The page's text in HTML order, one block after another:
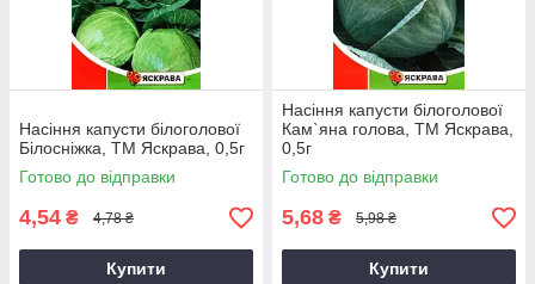
Насіння капусти білоголової
Бiлоснiжка, ТМ Яскрава, 0,5г
Готово до відправки
4,54 ₴ 4,78 ₴
Купити
Насіння капусти білоголової
Кам`яна голова, ТМ Яскрава,
0,5г
Готово до відправки
5,68 ₴ 5,98 ₴
Купити